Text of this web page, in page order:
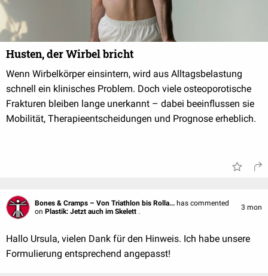
Husten, der Wirbel bricht
Wenn Wirbelkörper einsintern, wird aus Alltagsbelastung
schnell ein klinisches Problem. Doch viele osteoporotische
Frakturen bleiben lange unerkannt – dabei beeinflussen sie
Mobilität, Therapieentscheidungen und Prognose erheblich.
Bones & Cramps – Von Triathlon bis Rolla... has commented
on Plastik: Jetzt auch im Skelett . 3 mon
Hallo Ursula, vielen Dank für den Hinweis. Ich habe unsere
Formulierung entsprechend angepasst!